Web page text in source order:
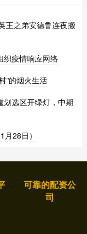
王之弟安德鲁连夜搬
织疫情响应网络
”的烟火生活
划选区开绿灯，中期
28日）
可靠的配资公
司